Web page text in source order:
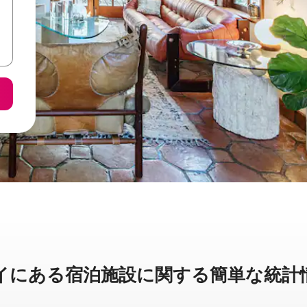
に⁠あ⁠る宿⁠泊⁠施⁠設⁠に関⁠す⁠る簡⁠単⁠な統⁠計⁠